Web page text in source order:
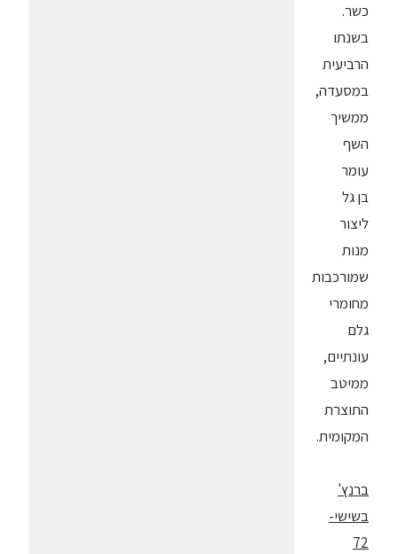
כשר.
בשנתו
הרביעית
במסעדה,
ממשיך
השף
עומר
בן גל
ליצור
מנות
שמורכבות
מחומרי
גלם
עונתיים,
ממיטב
התוצרת
המקומית.
ברנץ'
בשישי-
72